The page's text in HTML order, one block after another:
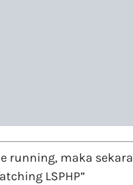
running, maka
LSPHP”